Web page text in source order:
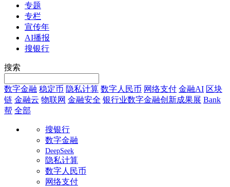
专题
专栏
宣传年
AI播报
搜银行
搜索
数字金融 稳定币 隐私计算 数字人民币 网络支付 金融AI 区块
链 金融云 物联网 金融安全 银行业数字金融创新成果展 Bank
帮 全部
搜银行
数字金融
DeepSeek
隐私计算
数字人民币
网络支付